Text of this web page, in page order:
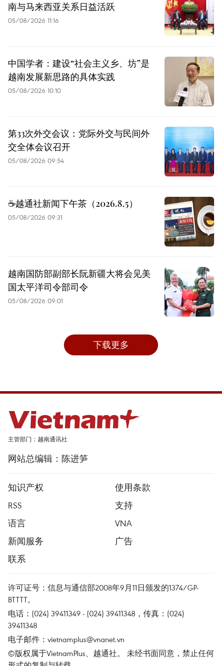
南与马来西亚关系日益活跃
05/08/2026 11:16
中国学者：建设“社会主义乡、坊”是
越南发展新思路的具体实践
05/08/2026 10:10
第33次外交会议：党际外交与民间外
交全体会议召开
05/08/2026 09:54
☕️越通社新闻下午茶（2026.8.5）
05/08/2026 09:31
越南国防部副部长阮新疆大将会见美
国太平洋司令部司令
05/08/2026 09:01
下载更多
主管部门：越南通讯社
网站总编辑：陈进笋
知识产权
使用条款
RSS
支持
语言
VNA
新闻服务
广告
联系
许可证号：信息与通信部2008年9月11日颁发的1374/GP-
BTTTT。
电话：(024) 39411349 - (024) 39411348，传真：(024)
39411348
电子邮件： vietnamplus@vnanet.vn
©版权属于VietnamPlus、越通社。 未经书面同意，禁止任何